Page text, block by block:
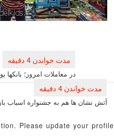
راهبری
نوشتهدر معاملات امروز؛
آتش نشان ها هم به جشنواره اسباب
Please update your profile.